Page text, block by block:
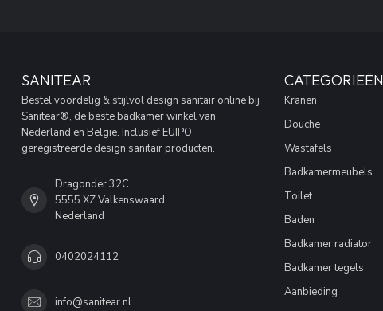
SANITEAR
Bestel voordelig & stijlvol design sanitair online bij
Sanitear®, de beste badkamer winkel van
Nederland en België. Inclusief EUIPO
geregistreerde design sanitair producten.
Dragonder 32C
5555 XZ Valkenswaard
Nederland
0402024112
info@sanitear.nl
CATEGORIEËN
Kranen
Douche
Wastafels
Badkamermeubels
Toilet
Baden
Badkamer radiator
Badkamer tegels
Aanbieding